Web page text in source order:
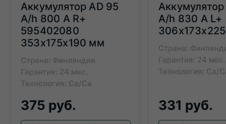
Аккумулятор AD 95
A/h 800 А R+
595402080
353x175x190 мм
Страна: Финляндия
Гарантия: 24 мес.
Технология: Ca/Ca
375 руб.
A/h 830 А L+
Страна:
Гарантия: 24 мес.
Технология: Ca/
331 руб.